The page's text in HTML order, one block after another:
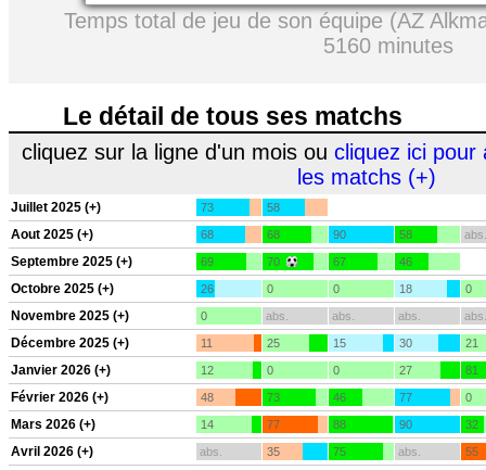
Temps total de jeu de son équipe (AZ
5160 minutes
Le détail de tous ses matchs
cliquez sur la ligne d'un mois ou cliquez ici pour
les matchs (+)
Juillet 2025 (+) 73 58
Aout 2025 (+) 68 68 90 58 abs.
Septembre 2025 (+) 69 70 67 46
Octobre 2025 (+) 26 0 0 18 0
Novembre 2025 (+) 0 abs. abs. abs. abs.
Décembre 2025 (+) 11 25 15 30 21
Janvier 2026 (+) 12 0 0 27 81
Février 2026 (+) 48 73 46 77 0
Mars 2026 (+) 14 77 88 90 32
Avril 2026 (+) abs. 35 75 abs. 55